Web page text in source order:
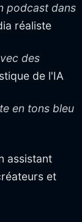
podcast dans
réaliste
des
de l'IA
en tons bleu
assistant
et